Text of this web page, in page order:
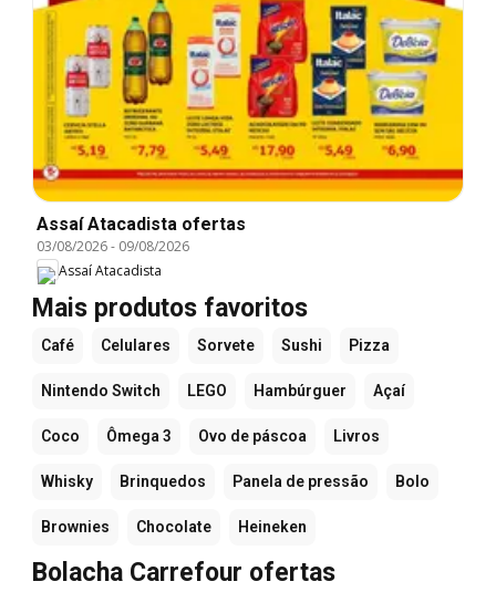
Assaí Atacadista ofertas
03/08/2026- 09/08/2026
Assaí Atacadista
Mais produtos favoritos
Café Celulares Sorvete Sushi Pizza
Nintendo Switch LEGO Hambúrguer Açaí
Coco Ômega 3 Ovo de páscoa Livros
Whisky Brinquedos Panela de pressão Bolo
Brownies Chocolate Heineken
Bolacha Carrefour ofertas